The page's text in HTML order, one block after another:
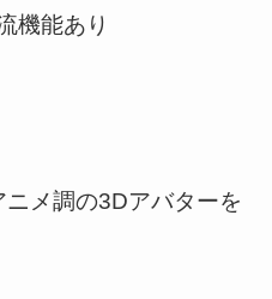
機能あり
メ調の3Dアバターを